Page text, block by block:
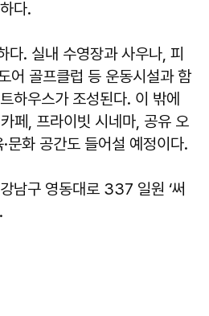
다.
다. 실내 수영장과 사우나, 피
어 골프클럽 등 운동시설과 함
하우스가 조성된다. 이 밖에
카페, 프라이빗 시네마, 공유 오
문화 공간도 들어설 예정이다.
남구 영동대로 337 일원 ‘써